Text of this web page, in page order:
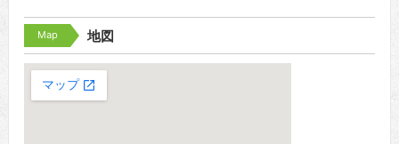
Map 地図